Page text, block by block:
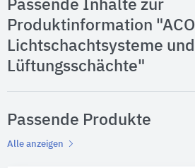
Passende Inhalte zur
Produktinformation "ACO
Lichtschachtsysteme und
Lüftungsschächte"
Passende Produkte
Alle anzeigen